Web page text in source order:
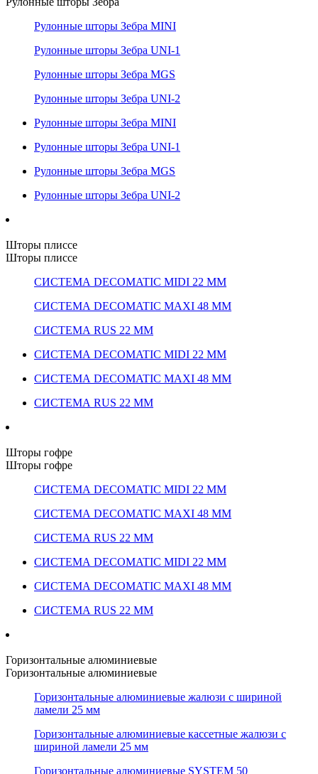
Рулонные шторы Зебра MINI
Рулонные шторы Зебра UNI-1
Рулонные шторы Зебра MGS
Рулонные шторы Зебра UNI-2
Рулонные шторы Зебра MINI
Рулонные шторы Зебра UNI-1
Рулонные шторы Зебра MGS
Рулонные шторы Зебра UNI-2
Шторы плиссе
Шторы плиссе
СИСТЕМА DECOMATIC MIDI 22 ММ
СИСТЕМА DECOMATIC MAXI 48 ММ
СИСТЕМА RUS 22 ММ
СИСТЕМА DECOMATIC MIDI 22 ММ
СИСТЕМА DECOMATIC MAXI 48 ММ
СИСТЕМА RUS 22 ММ
Шторы гофре
Шторы гофре
СИСТЕМА DECOMATIC MIDI 22 ММ
СИСТЕМА DECOMATIC MAXI 48 ММ
СИСТЕМА RUS 22 ММ
СИСТЕМА DECOMATIC MIDI 22 ММ
СИСТЕМА DECOMATIC MAXI 48 ММ
СИСТЕМА RUS 22 ММ
Горизонтальные алюминиевые
Горизонтальные алюминиевые
Горизонтальные алюминиевые жалюзи с шириной
ламели 25 мм
Горизонтальные алюминиевые кассетные жалюзи с
шириной ламели 25 мм
Горизонтальные алюминиевые SYSTEM 50